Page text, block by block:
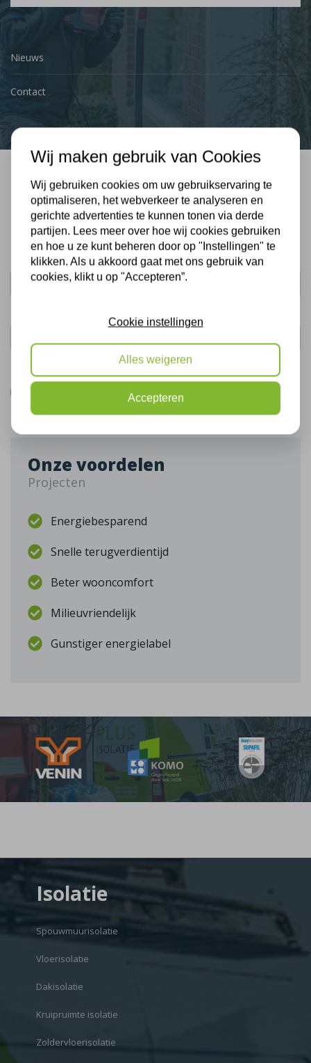
Nieuws
Contact
Bel mij terug
Gratis, vrijblijvend advies
Uw naam:
De gegevens die u hier verstrekt vallen onder ons
Onze voordelen
Projecten
Energiebesparend
Snelle terugverdientijd
Beter wooncomfort
Milieuvriendelijk
Gunstiger energielabel
Isolatie
Spouwmuurisolatie
Vloerisolatie
Dakisolatie
Kruipruimte isolatie
Zoldervloerisolatie
Wij maken gebruik van Cookies
Wij gebruiken cookies om uw gebruikservaring te
optimaliseren, het webverkeer te analyseren en
gerichte advertenties te kunnen tonen via derde
partijen. Lees meer over hoe wij cookies gebruiken
en hoe u ze kunt beheren door op "Instellingen" te
klikken. Als u akkoord gaat met ons gebruik van
cookies, klikt u op "Accepteren”.
Cookie instellingen
Alles weigeren
Accepteren